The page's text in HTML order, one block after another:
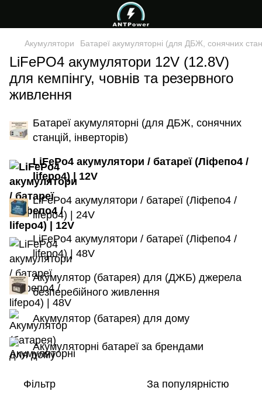
Акумулятори Батареї акумуляторні (для ДБЖ, сонячних
LiFePO4 акумулятори 12V (12.8V)
для кемпінгу, човнів та резервного
живлення
Батареї акумуляторні (для ДБЖ, сонячних
станцій, інверторів)
LiFePo4 акумулятори / батареї (Ліфепо4 /
lifepo4) | 12V
LiFePo4 акумулятори / батареї (Ліфепо4 /
lifepo4) | 24V
LiFePo4 акумулятори / батареї (Ліфепо4 /
lifepo4) | 48V
Акумулятор (батарея) для (ДЖБ) джерела
безперебійного живлення
Акумулятор (батарея) для дому
Акумуляторні батареї за брендами
Фільтр За популярністю